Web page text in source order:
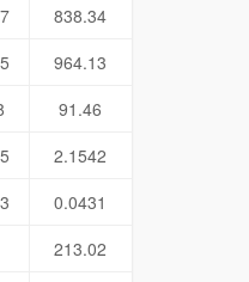
838.34
964.13
91.46
2.1542
0.0431
213.02